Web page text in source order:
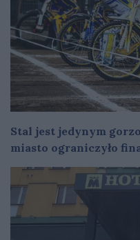
Stal jest jedynym
miasto ograniczyło